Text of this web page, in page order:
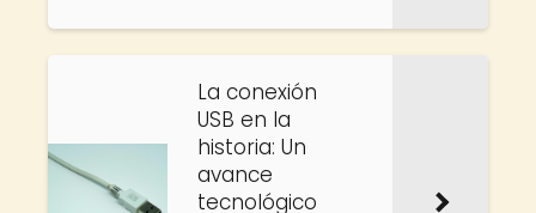
La conexión
USB en la
historia: Un
avance
tecnológico